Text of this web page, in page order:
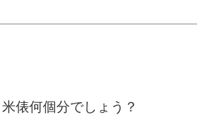
俵何個分でしょう？